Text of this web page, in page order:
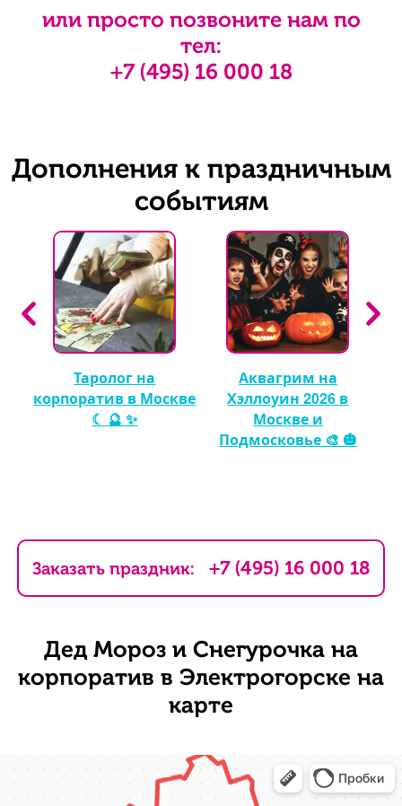
или просто позвоните нам по
тел:
+7 (495) 16 000 18
Дополнения к праздничным
событиям
Таролог на
корпоратив в Москве
☾ 🔮 ✨
Аквагрим на
Хэллоуин 2026 в
Москве и
Подмосковье 🎨 🎃
Заказать праздник: +7 (495) 16 000 18
Дед Мороз и Снегурочка на
корпоратив в Электрогорске на
карте